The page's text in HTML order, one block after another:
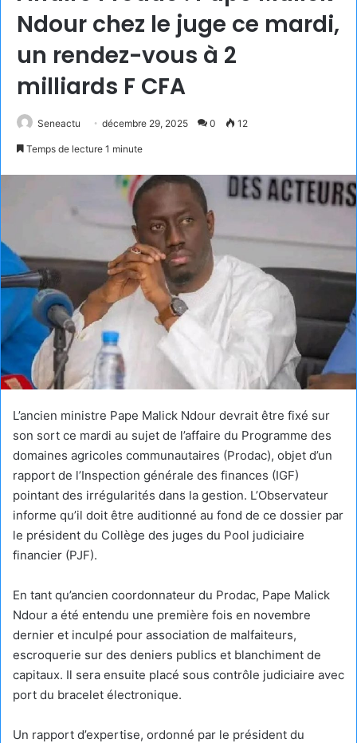
Ndour chez le juge ce mardi,
un rendez-vous à 2
milliards F CFA
Seneactu décembre 29, 2025 0 12
Temps de lecture 1 minute
L’ancien ministre Pape Malick Ndour devrait être fixé sur
son sort ce mardi au sujet de l’affaire du Programme des
domaines agricoles communautaires (Prodac), objet d’un
rapport de l’Inspection générale des finances (IGF)
pointant des irrégularités dans la gestion. L’Observateur
informe qu’il doit être auditionné au fond de ce dossier par
le président du Collège des juges du Pool judiciaire
financier (PJF).
En tant qu’ancien coordonnateur du Prodac, Pape Malick
Ndour a été entendu une première fois en novembre
dernier et inculpé pour association de malfaiteurs,
escroquerie sur des deniers publics et blanchiment de
capitaux. Il sera ensuite placé sous contrôle judiciaire avec
port du bracelet électronique.
Un rapport d’expertise, ordonné par le président du